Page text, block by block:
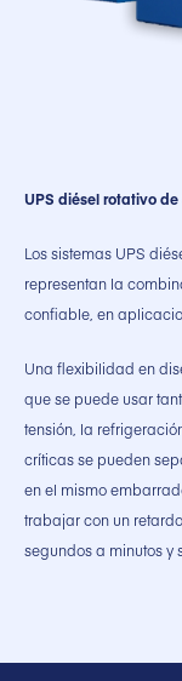
UPS diésel rotativo
Los sistemas UPS
representan la
confiable, en
Una flexibilidad en
que se puede usar
tensión, la
críticas se pueden
en el mismo
trabajar con un
segundos a minutos y